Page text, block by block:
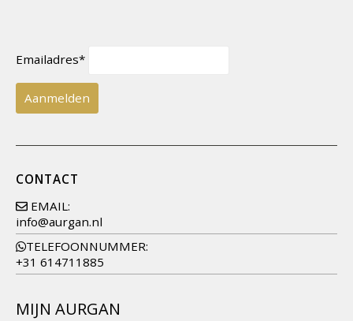
Emailadres*
CONTACT
EMAIL:
info@aurgan.nl
TELEFOONNUMMER:
+31 614711885
MIJN AURGAN